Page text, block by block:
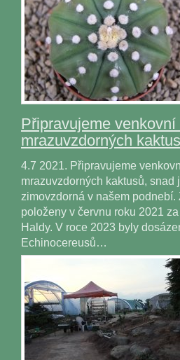
Připravujeme venkovní
mrazuvzdorných
4.7 2021. Připravujeme
mrazuvzdorných kaktusů, snad
zimovzdorná v našem
položeny v červnu roku 2021
Haldy. V roce 2023 byly
Echinocereusů…